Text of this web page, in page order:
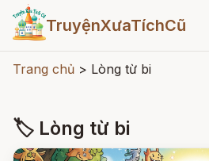
TruyệnXưaTíchCũ
Trang chủ > Lòng từ bi
🏷 Lòng từ bi